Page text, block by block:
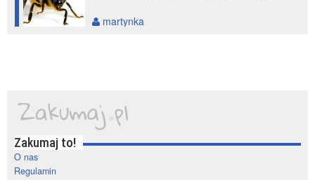
martynka
Zakumaj to!
O nas
Regulamin